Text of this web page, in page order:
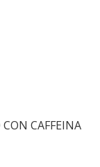
CAFFEINA